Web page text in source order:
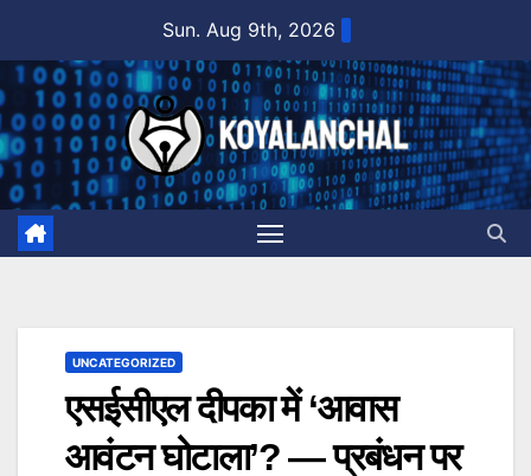
content
Sun. Aug 9th, 2026
UNCATEGORIZED
एसईसीएल दीपका में ‘आवास
आवंटन घोटाला’? — प्रबंधन पर